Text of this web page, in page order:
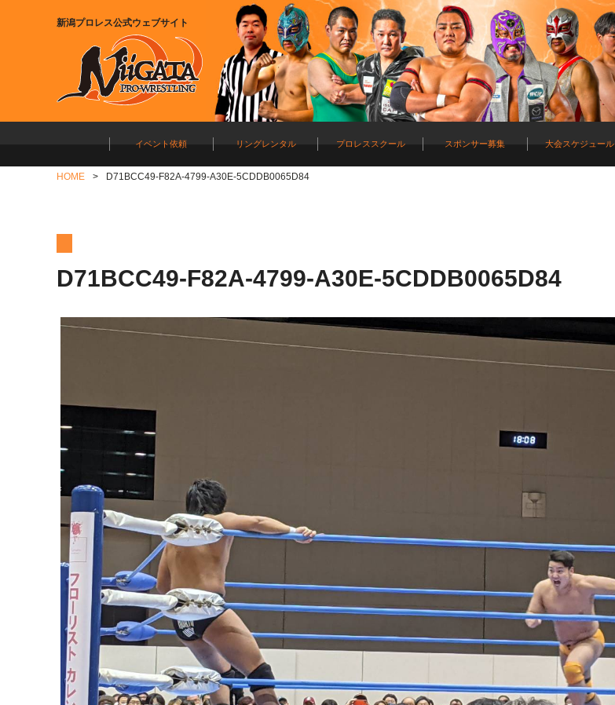
新潟プロレス公式ウェブサイト
イベント依頼 リングレンタル プロレススクール スポンサー募集 大会スケジュール
HOME D71BCC49-F82A-4799-A30E-5CDDB0065D84
D71BCC49-F82A-4799-A30E-5CDDB0065D84